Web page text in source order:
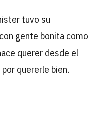
tuvo su
gente bonita como
querer desde el
quererle bien.